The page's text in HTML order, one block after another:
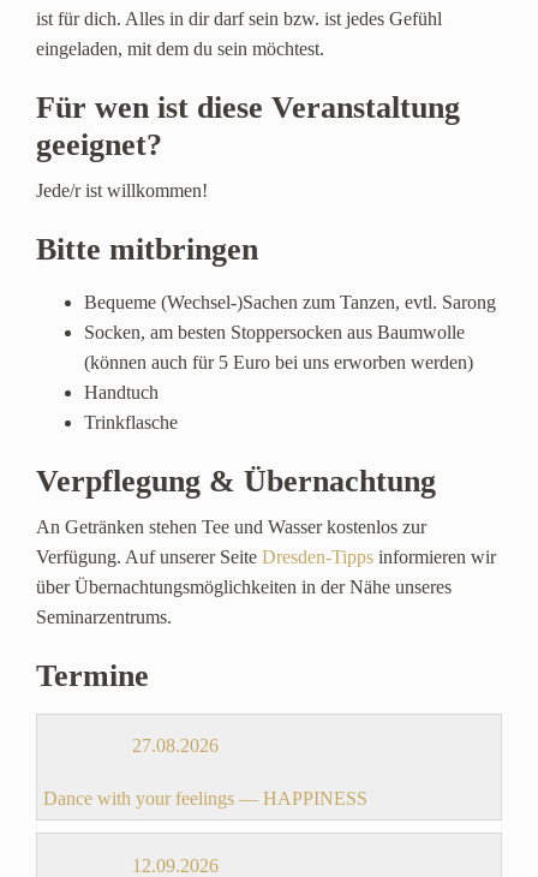
ist für dich. Alles in dir darf sein bzw. ist jedes Gefühl
eingeladen, mit dem du sein möchtest.
Für wen ist diese Veranstaltung
geeignet?
Jede/r ist willkommen!
Bitte mitbringen
Bequeme (Wechsel-)Sachen zum Tanzen, evtl. Sarong
Socken, am besten Stoppersocken aus Baumwolle
(können auch für 5 Euro bei uns erworben werden)
Handtuch
Trinkflasche
Verpflegung & Übernachtung
An Getränken stehen Tee und Wasser kostenlos zur
Verfügung. Auf unserer Seite Dresden-Tipps informieren wir
über Übernachtungsmöglichkeiten in der Nähe unseres
Seminarzentrums.
Termine
27.08.2026
Dance with your feelings — HAPPINESS
12.09.2026